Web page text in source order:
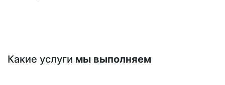
Какие услуги мы выполняем